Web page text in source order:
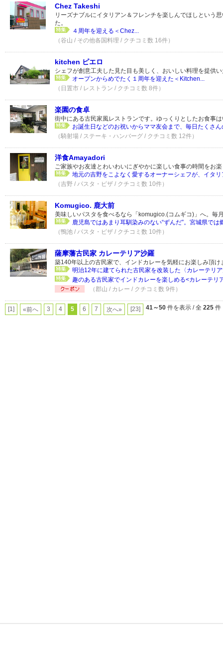
Chez Takeshi
リーズナブルにイタリアン＆フレンチを楽しんでほしという
た。
４周年を迎える＜Chez...
（谷山 / その他各国料理 / クチコミ数 16件）
kitchen ピエロ
シェフが創意工夫した見た目も美しく、おいしい料理を提供
オープンからめでたく１周年を迎えた＜Kitchen...
（日置市 / レストラン / クチコミ数 8件）
楽園の食卓
街中にある古民家風レストランです。ゆっくりとしたお食事
お誕生日などのお祝いからママ友会まで、毎日たくさ
（騎射場 / ステーキ・ハンバーグ / クチコミ数 12件）
洋食Amayadori
ご家族やお友達とわいわいにぎやかに楽しい食事の時間をお
地元の吉野をこよなく愛するオーナーシェフが、イタ
（吉野 / パスタ・ピザ / クチコミ数 10件）
Komugico. 鹿大前
美味しいパスタを食べるなら「komugico.(コムギコ)」へ。毎
鹿児島ではあまり耳馴染みのない“ずんだ”。宮城県では
（鴨池 / パスタ・ピザ / クチコミ数 10件）
薩摩藩古民家 カレーテリア沙羅
築140年以上の古民家で、インドカレーを気軽にお楽しみ頂け
明治12年に建てられた古民家を改装した〈カレーテリ
趣のある古民家でインドカレーを楽しめる<カレーテリ
（郡山 / カレー / クチコミ数 9件）
[1] «前へ 3 4 5 6 7 次へ» [23] 41～50 件を表示 / 全 225 件